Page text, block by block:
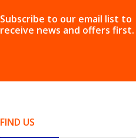
Subscribe to our email list to
receive news and offers first.
FIND US